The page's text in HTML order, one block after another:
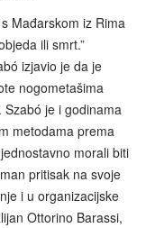
Mađarskom iz Rima
ili smrt.”
izjavio je da je
nogometašima
je i godinama
metodama prema
morali biti
pritisak na svoje
i u organizacijske
Ottorino Barassi,